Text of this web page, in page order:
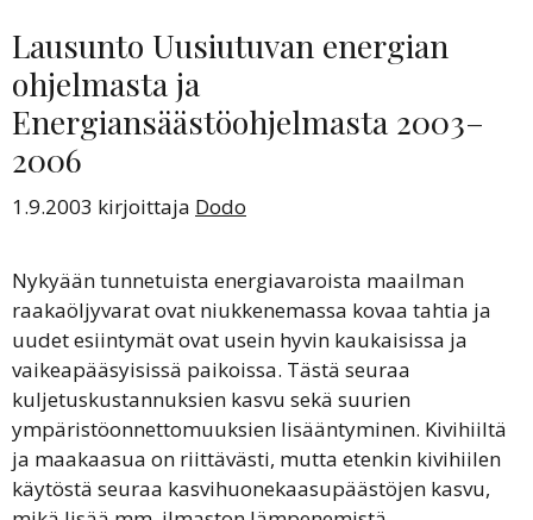
Lausunto Uusiutuvan energian
ohjelmasta ja
Energiansäästöohjelmasta 2003–
2006
1.9.2003 kirjoittaja Dodo
Nykyään tunnetuista energiavaroista maailman
raakaöljyvarat ovat niukkenemassa kovaa tahtia ja
uudet esiintymät ovat usein hyvin kaukaisissa ja
vaikeapääsyisissä paikoissa. Tästä seuraa
kuljetuskustannuksien kasvu sekä suurien
ympäristöonnettomuuksien lisääntyminen. Kivihiiltä
ja maakaasua on riittävästi, mutta etenkin kivihiilen
käytöstä seuraa kasvihuonekaasupäästöjen kasvu,